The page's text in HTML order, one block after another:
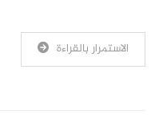
الاستمرار بالقراءة